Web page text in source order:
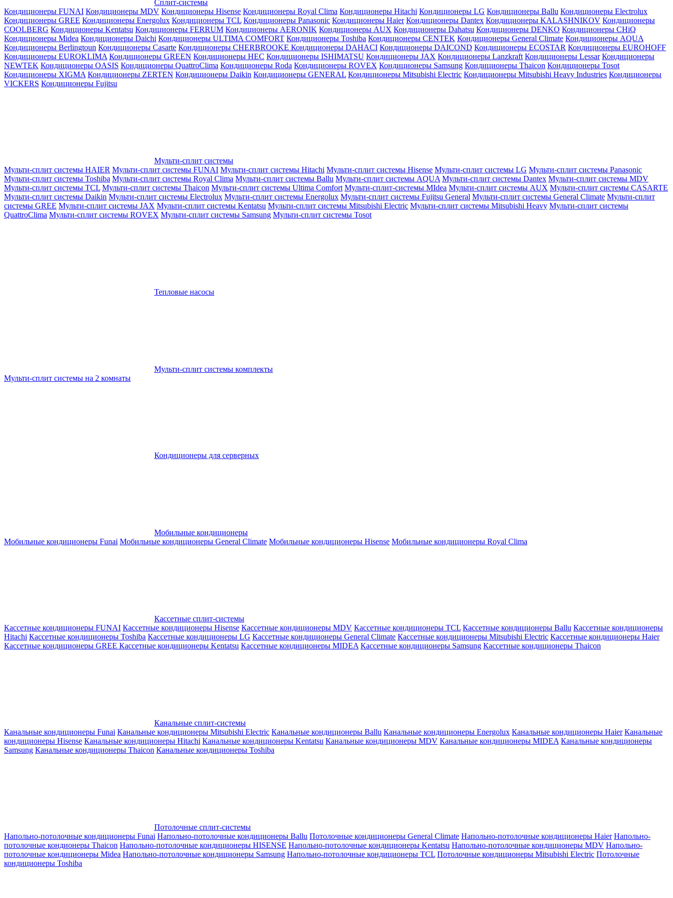
Сплит-системы
Кондиционеры FUNAI Кондиционеры MDV Кондиционеры Hisense Кондиционеры Royal Clima Кондиционеры Hitachi Кондиционеры LG Кондиционеры Ballu Кондиционеры Electrolux
Кондиционеры GREE Кондиционеры Energolux Кондиционеры TCL Кондиционеры Panasonic Кондиционеры Haier Кондиционеры Dantex Кондиционеры KALASHNIKOV Кондиционеры
СOOLBERG Кондиционеры Kentatsu Кондиционеры FERRUM Кондиционеры AERONIK Кондиционеры AUX Кондиционеры Dahatsu Кондиционеры DENKO Кондиционеры CHiQ
Кондиционеры Midea Кондиционеры Daichi Кондиционеры ULTIMA COMFORT Кондиционеры Toshiba Кондиционеры CENTEK Кондиционеры General Climate Кондиционеры AQUA
Кондиционеры Berlingtoun Кондиционеры Casarte Кондиционеры CHERBROOKE Кондиционеры DAHACI Кондиционеры DAICOND Кондиционеры ECOSTAR Кондиционеры EUROHOFF
Кондиционеры EUROKLIMA Кондиционеры GREEN Кондиционеры HEC Кондиционеры ISHIMATSU Кондиционеры JAX Кондиционеры Lanzkraft Кондиционеры Lessar Кондиционеры
NEWTEK Кондиционеры OASIS Кондиционеры QuattroClima Кондиционеры Roda Кондиционеры ROVEX Кондиционеры Samsung Кондиционеры Thaicon Кондиционеры Tosot
Кондиционеры XIGMA Кондиционеры ZERTEN Кондиционеры Daikin Кондиционеры GENERAL Кондиционеры Mitsubishi Electric Кондиционеры Mitsubishi Heavy Industries Кондиционеры
VICKERS Кондиционеры Fujitsu
Мульти-сплит системы
Мульти-сплит системы HAIER Мульти-сплит системы FUNAI Мульти-сплит системы Hitachi Мульти-сплит системы Hisense Мульти-сплит системы LG Мульти-сплит системы Panasonic
Мульти-сплит системы Toshiba Мульти-сплит системы Royal Clima Мульти-сплит системы Ballu Мульти-сплит системы AQUA Мульти-сплит системы Dantex Мульти-сплит системы MDV
Мульти-сплит системы TCL Мульти-сплит системы Thaicon Мульти-сплит системы Ultima Comfort Мульти-сплит-системы MIdea Мульти-сплит системы AUX Мульти-сплит системы CASARTE
Мульти-сплит системы Daikin Мульти-сплит системы Electrolux Мульти-сплит системы Energolux Мульти-сплит системы Fujitsu General Мульти-сплит системы General Climate Мульти-сплит
системы GREE Мульти-сплит системы JAX Мульти-сплит системы Kentatsu Мульти-сплит системы Mitsubishi Electric Мульти-сплит системы Mitsubishi Heavy Мульти-сплит системы
QuattroClima Мульти-сплит системы ROVEX Мульти-сплит системы Samsung Мульти-сплит системы Tosot
Тепловые насосы
Мульти-сплит системы комплекты
Мульти-сплит системы на 2 комнаты
Кондиционеры для серверных
Мобильные кондиционеры
Мобильные кондиционеры Funai Мобильные кондиционеры General Climate Мобильные кондиционеры Hisense Мобильные кондиционеры Royal Clima
Кассетные сплит-системы
Кассетные кондиционеры FUNAI Кассетные кондиционеры Hisense Кассетные кондиционеры MDV Кассетные кондиционеры TCL Кассетные кондиционеры Ballu Кассетные кондиционеры
Hitachi Кассетные кондиционеры Toshiba Кассетные кондиционеры LG Кассетные кондиционеры General Climate Кассетные кондиционеры Mitsubishi Electric Кассетные кондиционеры Haier
Кассетные кондиционеры GREE Кассетные кондиционеры Kentatsu Кассетные кондиционеры MIDEA Кассетные кондиционеры Samsung Кассетные кондиционеры Thaicon
Канальные сплит-системы
Канальные кондиционеры Funai Канальные кондиционеры Mitsubishi Electric Канальные кондиционеры Ballu Канальные кондиционеры Energolux Канальные кондиционеры Haier Канальные
кондиционеры Hisense Канальные кондиционеры Hitachi Канальные кондиционеры Kentatsu Канальные кондиционеры MDV Канальные кондиционеры MIDEA Канальные кондиционеры
Samsung Канальные кондиционеры Thaicon Канальные кондиционеры Toshiba
Потолочные сплит-системы
Напольно-потолочные кондиционеры Funai Напольно-потолочные кондиционеры Ballu Потолочные кондиционеры General Climate Напольно-потолочные кондиционеры Haier Напольно-
потолочные кондионеры Thaicon Напольно-потолочные кондиционеры HISENSE Напольно-потолочные кондиционеры Kentatsu Напольно-потолочные кондиционеры MDV Напольно-
потолочные кондиционеры Midea Напольно-потолочные кондиционеры Samsung Напольно-потолочные кондиционеры TCL Потолочные кондиционеры Mitsubishi Electric Потолочные
кондиционеры Toshiba